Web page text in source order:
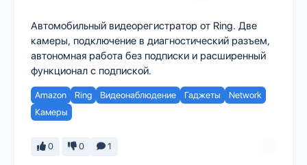
Автомобильный видеорегистратор от Ring. Две
камеры, подключение в диагностический разъем,
автономная работа без подписки и расширенный
функционал с подпиской.
Amazon Ring Видеонаблюдение Гаджеты
Network
Камеры
0 0 1